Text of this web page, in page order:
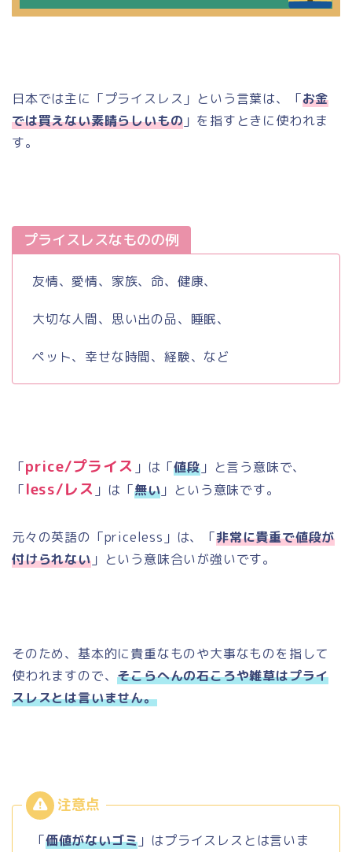
日本では主に「プライスレス」という言葉は、「お金
では買えない素晴らしいもの 」を指すときに使われま
す。
プライスレスなものの例
友情、愛情、家族、命、健康、
大切な人間、思い出の品、睡眠、
ペット、幸せな時間、経験、など
「price/プライス 」は「値段」と言う意味で、
「less/レス 」は「無い 」という意味です。
元々の英語の「priceless 」は、「非常に貴重で値段が
付けられない」という意味合いが強いです。
そのため、基本的に貴重なものや大事なものを指して
使われますので、そこらへんの石ころや雑草はプライ
スレスとは言いません。
「価値がないゴミ 」はプライスレスとは言いま